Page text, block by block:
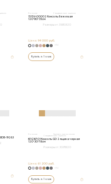
Консоли С выдвижным ящиком
151SV-00002 Консоль бежевая
120*80*35см
Размеры от: 35/80/120
Цена:94 000 руб.
+152
Купить в 1 клик
19263
Консоли Зеркальные консоли
С выдвижным ящиком
KFG16701 Консоль GD 2 ящика черная
120*30*78см
Размеры от: 30/78/120
Цена:61 200 руб.
+152
Купить в 1 клик